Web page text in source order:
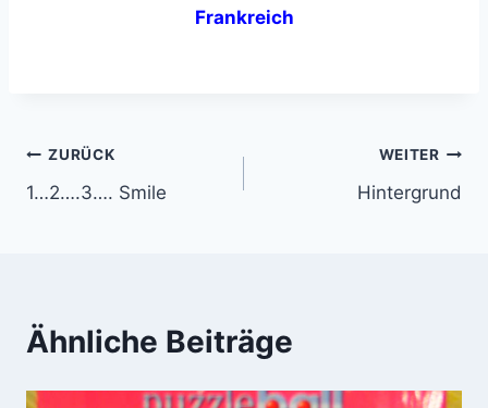
Frankreich
Beitragsnavigation
ZURÜCK
1…2….3…. Smile
WEITER
Hintergrund
Ähnliche Beiträge